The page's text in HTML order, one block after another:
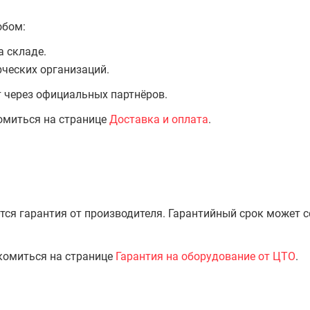
складе.
организаций.
официальных партнёров.
на странице Доставка и оплата.
гарантия от производителя. Гарантийный срок может
на странице Гарантия на оборудование от ЦТО.